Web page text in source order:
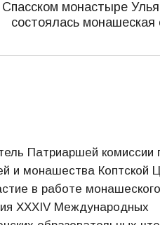
монастыре
состоялась монашеская
Патриаршей комиссии
и монашества Коптской
в работе монашеского
XXXIV Международных